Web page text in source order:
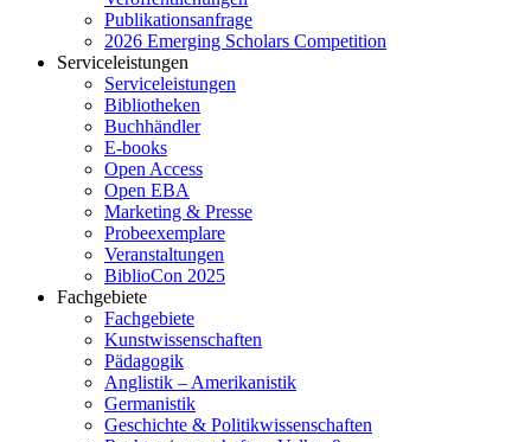
Publikationsanfrage
2026 Emerging Scholars Competition
Serviceleistungen
Serviceleistungen
Bibliotheken
Buchhändler
E-books
Open Access
Open EBA
Marketing & Presse
Probeexemplare
Veranstaltungen
BiblioCon 2025
Fachgebiete
Fachgebiete
Kunstwissenschaften
Pädagogik
Anglistik – Amerikanistik
Germanistik
Geschichte & Politikwissenschaften